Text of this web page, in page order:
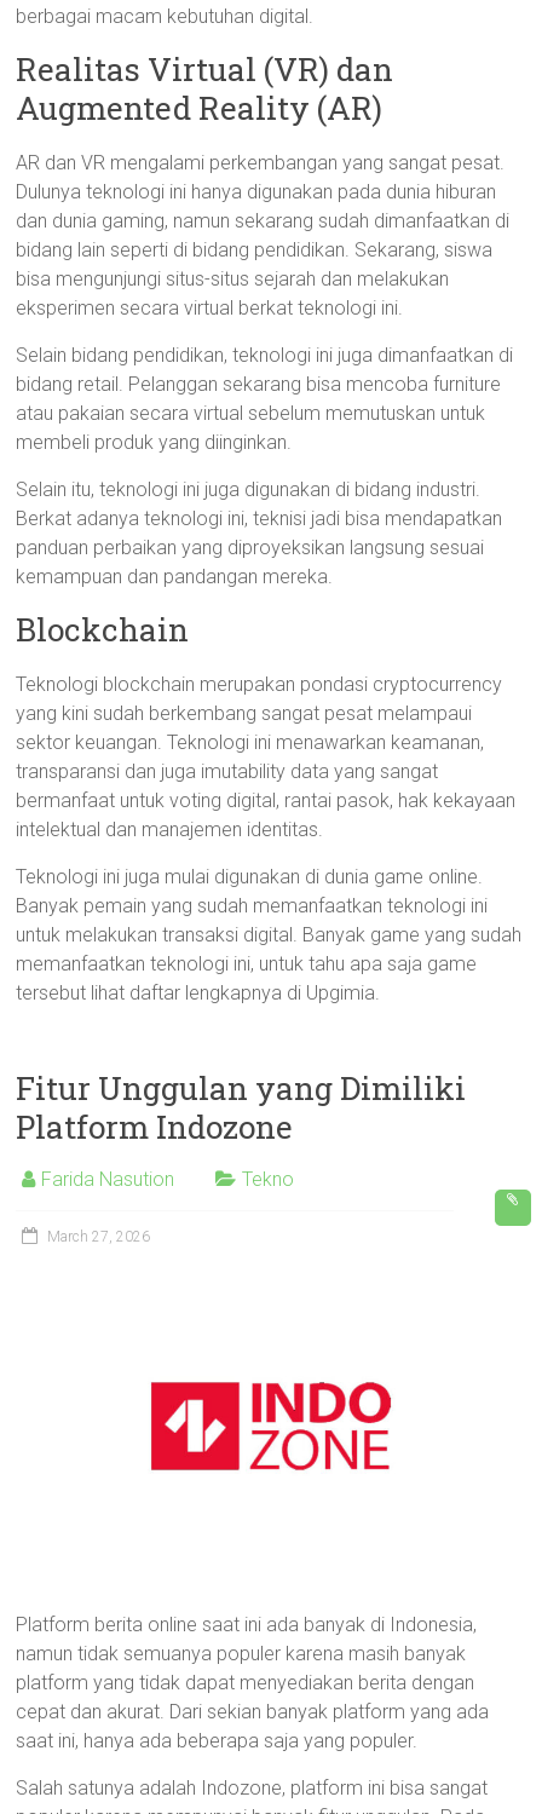
berbagai macam kebutuhan digital.
Realitas Virtual (VR) dan
Augmented Reality (AR)
AR dan VR mengalami perkembangan yang sangat pesat.
Dulunya teknologi ini hanya digunakan pada dunia hiburan
dan dunia gaming, namun sekarang sudah dimanfaatkan di
bidang lain seperti di bidang pendidikan. Sekarang, siswa
bisa mengunjungi situs-situs sejarah dan melakukan
eksperimen secara virtual berkat teknologi ini.
Selain bidang pendidikan, teknologi ini juga dimanfaatkan di
bidang retail. Pelanggan sekarang bisa mencoba furniture
atau pakaian secara virtual sebelum memutuskan untuk
membeli produk yang diinginkan.
Selain itu, teknologi ini juga digunakan di bidang industri.
Berkat adanya teknologi ini, teknisi jadi bisa mendapatkan
panduan perbaikan yang diproyeksikan langsung sesuai
kemampuan dan pandangan mereka.
Blockchain
Teknologi blockchain merupakan pondasi cryptocurrency
yang kini sudah berkembang sangat pesat melampaui
sektor keuangan. Teknologi ini menawarkan keamanan,
transparansi dan juga imutability data yang sangat
bermanfaat untuk voting digital, rantai pasok, hak kekayaan
intelektual dan manajemen identitas.
Teknologi ini juga mulai digunakan di dunia game online.
Banyak pemain yang sudah memanfaatkan teknologi ini
untuk melakukan transaksi digital. Banyak game yang sudah
memanfaatkan teknologi ini, untuk tahu apa saja game
tersebut lihat daftar lengkapnya di Upgimia.
Fitur Unggulan yang Dimiliki
Platform Indozone
Farida Nasution Tekno
March 27, 2026
Platform berita online saat ini ada banyak di Indonesia,
namun tidak semuanya populer karena masih banyak
platform yang tidak dapat menyediakan berita dengan
cepat dan akurat. Dari sekian banyak platform yang ada
saat ini, hanya ada beberapa saja yang populer.
Salah satunya adalah Indozone, platform ini bisa sangat